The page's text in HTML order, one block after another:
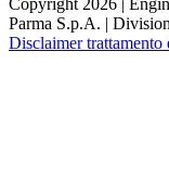
Parma S.p.A. |
Disclaimer trattamento